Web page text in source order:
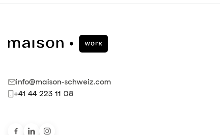
info@maison-schweiz.com
+41 44 223 11 08